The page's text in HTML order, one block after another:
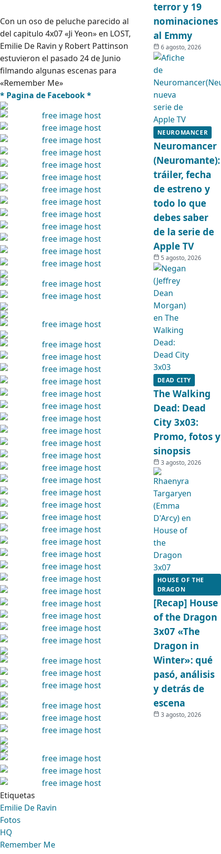
Con un oso de peluche parecido al
del capitulo 4x07 «Ji Yeon» en LOST,
Emilie De Ravin y Robert Pattinson
estuvieron el pasado 24 de Junio
filmando algunas escenas para
«Remember Me»
* Pagina de Facebook *
Etiquetas
Emilie De Ravin
Fotos
HQ
Remember Me
terror y 19
nominaciones
al Emmy
6 agosto, 2026
NEUROMANCER
Neuromancer
(Neuromante):
tráiler, fecha
de estreno y
todo lo que
debes saber
de la serie de
Apple TV
5 agosto, 2026
DEAD CITY
The Walking
Dead: Dead
City 3x03:
Promo, fotos y
sinopsis
3 agosto, 2026
HOUSE OF THE
DRAGON
[Recap] House
of the Dragon
3x07 «The
Dragon in
Winter»: qué
pasó, análisis
y detrás de
escena
3 agosto, 2026